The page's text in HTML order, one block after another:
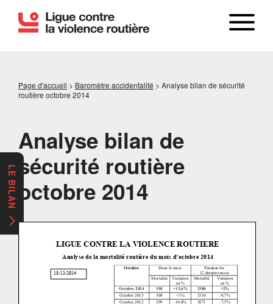
Page d'accueil > Baromètre accidentalité > Analyse bilan de sécurité
routière octobre 2014
Analyse bilan de
sécurité routière
octobre 2014
LE BILAN